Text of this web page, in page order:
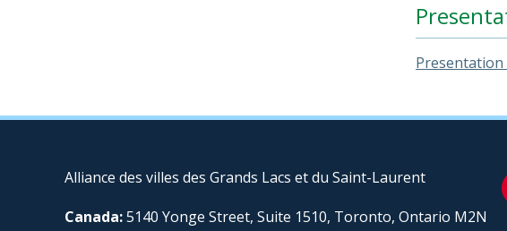
Presentation
Alliance des villes des Grands Lacs et du Saint-Laurent
Canada:5140 Yonge Street, Suite 1510, Toronto, Ontario M2N